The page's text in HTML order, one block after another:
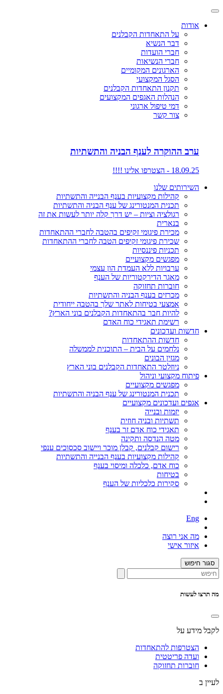
אודות
על התאחדות הקבלנים
דבר הנשיא
חברי הועדות
חברי הנשיאות
הארגונים המקומיים
הסגל המקצועי
תקנון התאחדות הקבלנים
הנהלות האגפים המקצועים
דמי טיפול ארגוני
צור קשר
ערב ההוקרה לענף הבניה והתשתיות
18.09.25 - הצטרפו אלינו !!!!
השירותים שלנו
קהילות מקצועיות בענף הבנייה והתשתיות
תכנית המנטורינג של ענף הבניה והתשתיות
רגולציה וציות – יש דרך קלה יותר לעשות את זה
בנארית
מכירת פיגומי זקיפים בהטבה לחברי ההתאחדות
שכירת פיגומי זקיפים הטבה לחברי ההתאחדות
תכניות פיננסיות
מפגשים מקצועיים
ערבויות ללא העמדת הון עצמי
מאגר הדירקטוריות של הענף
חוברות תחזוקה
מכרזים בענף הבניה והתשתיות
אמצעי בטיחות לאתר שלך בהטבה ייחודית
להיות חבר בהתאחדות הקבלנים בוני הארץ?
רשימת תאגידי כוח האדם
חדשות ועדכונים
חדשות ההתאחדות
נלחמים על הבית – התוכנית לממשלה
מגזין הבונים
ניוזלטר התאחדות הקבלנים בוני הארץ
פיתוח מקצועי וניהול
מפגשים מקצועיים
תכנית המנטורינג של ענף הבניה והתשתיות
אגפים ועדכונים מקצועיים
יזמות ובנייה
תשתיות ובניה חוזית
תאגידי כוח אדם זר בענף
מטה הנדסה ותקינה
רישום קבלנים, קבלן מוכר ויישוב סכסוכים ענפי
קהילות מקצועיות בענף הבנייה והתשתיות
כוח אדם, כלכלה ומיסוי בענף
בטיחות
סקירות כלכליות של הענף
Eng
מה אני רוצה
איזור אישי
סגור חיפוש
מה תרצו לעשות
לקבל מידע על
הצטרפות להתאחדות
ועדה פריטטית
חוברות תחזוקה
לעיין ב